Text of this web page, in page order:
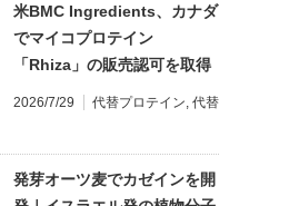
米BMC Ingredients、カナダ
でマイコプロテイン
「Rhiza」の販売認可を取得
2026/7/29 代替プロテイン 代替
発芽オーツ麦でカゼインを開